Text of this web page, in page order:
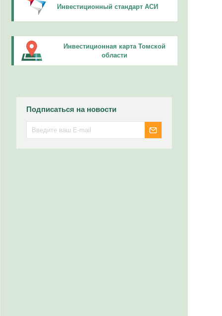
Инвестиционный стандарт АСИ
Инвестиционная карта Томской
области
Подписаться на новости